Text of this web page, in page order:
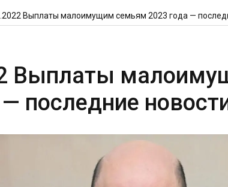
Выплаты малоимущим семьям 2023 года —
Выплаты
последние